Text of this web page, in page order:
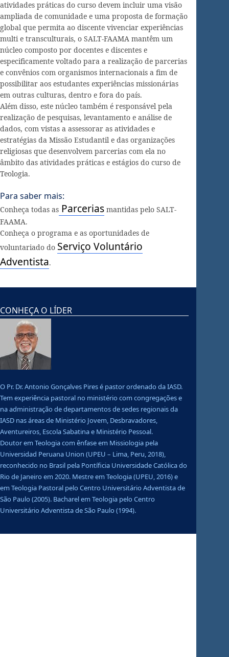
atividades práticas do curso devem incluir uma visão
ampliada de comunidade e uma proposta de formação
global que permita ao discente vivenciar experiências
multi e transculturais, o SALT-FAAMA mantêm um
núcleo composto por docentes e discentes e
especificamente voltado para a realização de parcerias
e convênios com organismos internacionais a fim de
possibilitar aos estudantes experiências missionárias
em outras culturas, dentro e fora do país.
Além disso, este núcleo também é responsável pela
realização de pesquisas, levantamento e análise de
dados, com vistas a assessorar as atividades e
estratégias da Missão Estudantil e das organizações
religiosas que desenvolvem parcerias com ela no
âmbito das atividades práticas e estágios do curso de
Teologia.
Para saber mais:
Conheça todas as Parcerias mantidas pelo SALT-
FAAMA.
Conheça o programa e as oportunidades de
voluntariado do Serviço Voluntário
Adventista.
CONHEÇA O LÍDER
O Pr. Dr. Antonio Gonçalves Pires é pastor ordenado da IASD.
Tem experiência pastoral no ministério com congregações e
na administração de departamentos de sedes regionais da
IASD nas áreas de Ministério Jovem, Desbravadores,
Aventureiros, Escola Sabatina e Ministério Pessoal.
Doutor em Teologia com ênfase em Missiologia pela
Universidad Peruana Union (UPEU – Lima, Peru, 2018),
reconhecido no Brasil pela Pontíficia Universidade Católica do
Rio de Janeiro em 2020. Mestre em Teologia (UPEU, 2016) e
em Teologia Pastoral pelo Centro Universitário Adventista de
São Paulo (2005). Bacharel em Teologia pelo Centro
Universitário Adventista de São Paulo (1994).